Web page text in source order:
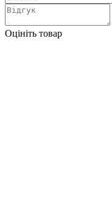
Оцініть товар